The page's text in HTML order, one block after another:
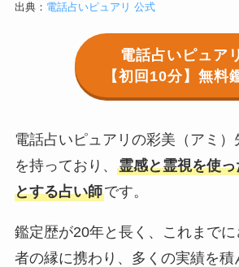
出典： 電話占いピュアリ 公式
電話占いピュアリ
【初回10分】無料
電話占いピュアリの彩美（アミ
を持っており、 霊感と霊視を使
とする占い師です。
鑑定歴が20年と長く、これまで
者の縁に携わり、多くの実績を積